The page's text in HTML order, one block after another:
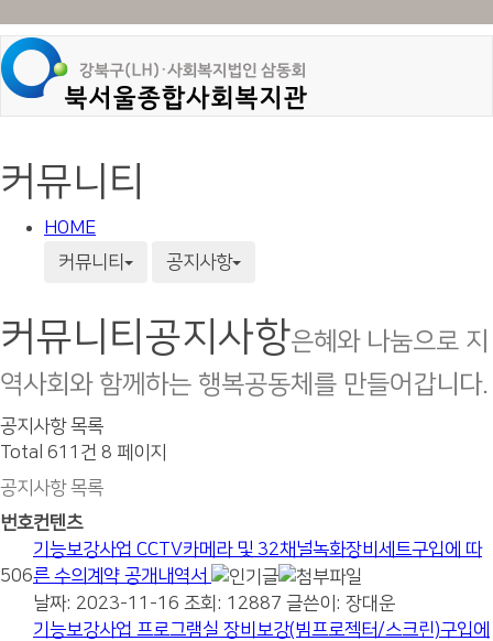
커뮤니티
HOME
커뮤니티
공지사항
커뮤니티 공지사항은혜와 나눔으로 지
역사회와 함께하는 행복공동체를 만들어갑니다.
공지사항 목록
Total 611건 8 페이지
공지사항 목록
번호컨텐츠
506
기능보강사업 CCTV카메라 및 32채널녹화장비세트구입에 따
른 수의계약 공개내역서
날짜: 2023-11-16 조회: 12887 글쓴이: 장대운
기능보강사업 프로그램실 장비보강(빔프로젝터/스크린)구입에